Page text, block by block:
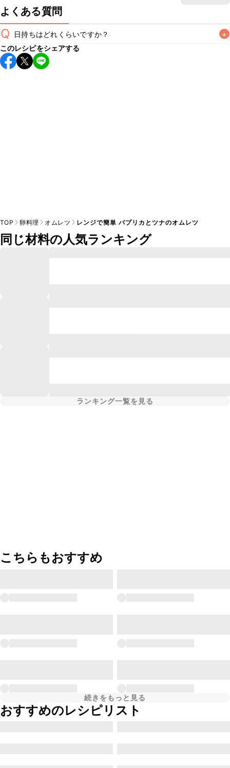
よくある質問
Q 日持ちはどれくらいですか？ +
保存期間は冷蔵で翌日中が目安です。なるべくお早めにお召
し上がりください。
このレシピをシェアする
TOP 卵料理 オムレツ レンジで簡単 パプリカとツナのオムレツ
同じ材料の人気ランキング
ランキング一覧を見る
こちらもおすすめ
続きをもっと見る
おすすめのレシピリスト